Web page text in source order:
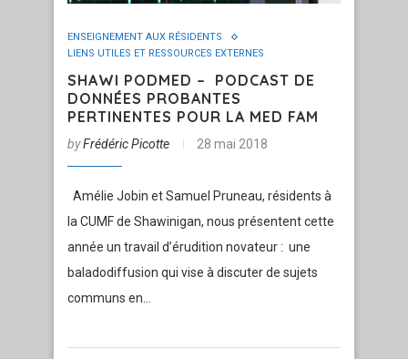
ENSEIGNEMENT AUX RÉSIDENTS
LIENS UTILES ET RESSOURCES EXTERNES
SHAWI PODMED – PODCAST DE
DONNÉES PROBANTES
PERTINENTES POUR LA MED FAM
byFrédéric Picotte 28 mai 2018
Amélie Jobin et Samuel Pruneau, résidents à
la CUMF de Shawinigan, nous présentent cette
année un travail d’érudition novateur : une
baladodiffusion qui vise à discuter de sujets
communs en…